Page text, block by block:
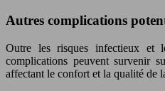
Autres complications
Outre les risques infectieux et
complications peuvent survenir
affectant le confort et la qualité de